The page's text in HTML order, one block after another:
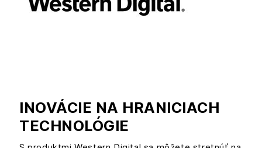
INOVÁCIE NA HRANICIACH
TECHNOLÓGIE